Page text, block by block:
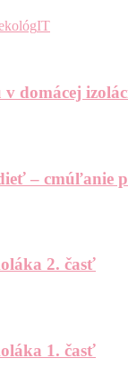
IT
v domácej
– cmúľanie
2. časť
1. časť